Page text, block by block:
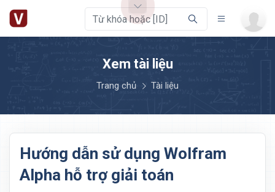
Xem tài liệu
Trang chủ Tài liệu
Hướng dẫn sử dụng Wolfram
Alpha hỗ trợ giải toán